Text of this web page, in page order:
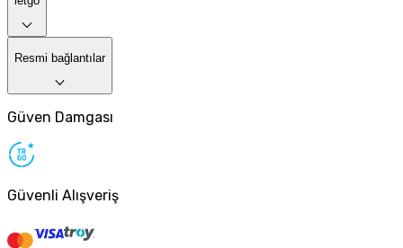
Resmi bağlantılar
Güven Damgası
Güvenli Alışveriş